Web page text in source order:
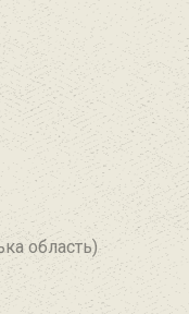
область)